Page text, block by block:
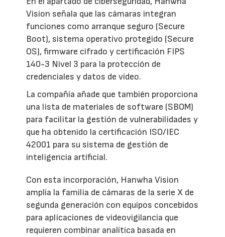
Vision señala que las cámaras integran
funciones como arranque seguro (Secure
Boot), sistema operativo protegido (Secure
OS), firmware cifrado y certificación FIPS
140-3 Nivel 3 para la protección de
credenciales y datos de vídeo.
La compañía añade que también proporciona
una lista de materiales de software (SBOM)
para facilitar la gestión de vulnerabilidades y
que ha obtenido la certificación ISO/IEC
42001 para su sistema de gestión de
inteligencia artificial.
Con esta incorporación, Hanwha Vision
amplía la familia de cámaras de la serie X de
segunda generación con equipos concebidos
para aplicaciones de videovigilancia que
requieren combinar analítica basada en